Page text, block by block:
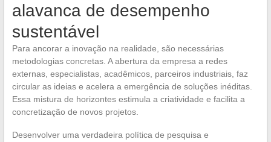
alavanca de desempenho
sustentável
Para ancorar a inovação na realidade, são necessárias
metodologias concretas. A abertura da empresa a redes
externas, especialistas, acadêmicos, parceiros industriais, faz
circular as ideias e acelera a emergência de soluções inéditas.
Essa mistura de horizontes estimula a criatividade e facilita a
concretização de novos projetos.
Desenvolver uma verdadeira política de pesquisa e